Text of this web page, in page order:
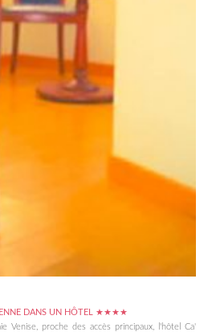
DANS UN HÔTEL ★★★★
Venise, proche des accès principaux, l'hôtel Ca'